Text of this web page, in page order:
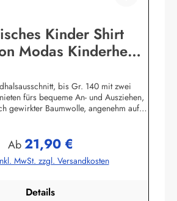
Kinder Shirt
Modas Kinderhemd
bis Gr. 140 mit zwei
fürs bequeme An- und Ausziehen,
gewirkter Baumwolle, angenehm auf
Str. 1226409 Wittmundinfo@modas-
bekleidung.de
Regulärer Preis:
Ab21,90 €
MwSt. zzgl. Versandkosten
Details